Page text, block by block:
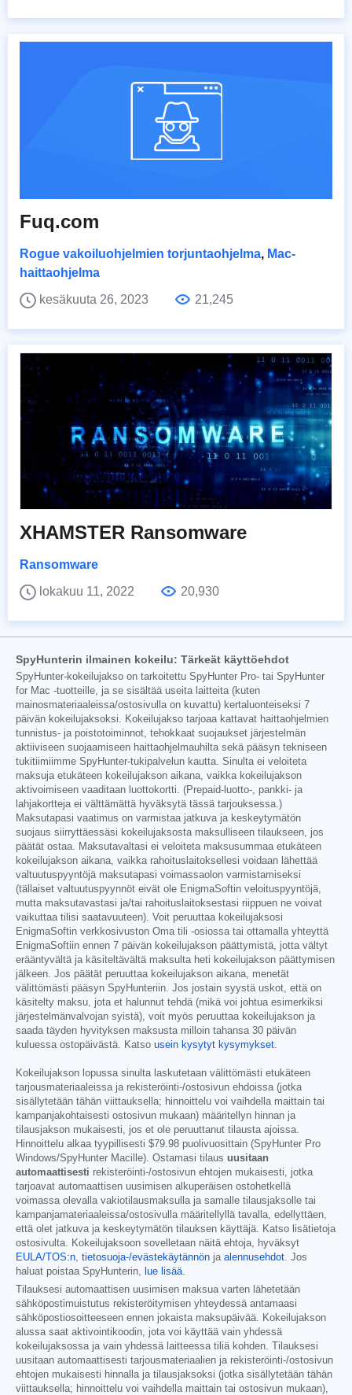
Fuq.com
Rogue vakoiluohjelmien torjuntaohjelma, Mac-
haittaohjelma
kesäkuuta 26, 2023
21,245
XHAMSTER Ransomware
Ransomware
lokakuu 11, 2022
20,930
SpyHunterin ilmainen kokeilu: Tärkeät käyttöehdot
SpyHunter-kokeilujakso on tarkoitettu SpyHunter Pro- tai SpyHunter
for Mac -tuotteille, ja se sisältää useita laitteita (kuten
mainosmateriaaleissa/ostosivulla on kuvattu) kertaluonteiseksi 7
päivän kokeilujaksoksi. Kokeilujakso tarjoaa kattavat haittaohjelmien
tunnistus- ja poistotoiminnot, tehokkaat suojaukset järjestelmän
aktiiviseen suojaamiseen haittaohjelmauhilta sekä pääsyn tekniseen
tukitiimiimme SpyHunter-tukipalvelun kautta. Sinulta ei veloiteta
maksuja etukäteen kokeilujakson aikana, vaikka kokeilujakson
aktivoimiseen vaaditaan luottokortti. (Prepaid-luotto-, pankki- ja
lahjakortteja ei välttämättä hyväksytä tässä tarjouksessa.)
Maksutapasi vaatimus on varmistaa jatkuva ja keskeytymätön
suojaus siirryttäessäsi kokeilujaksosta maksulliseen tilaukseen, jos
päätät ostaa. Maksutavaltasi ei veloiteta maksusummaa etukäteen
kokeilujakson aikana, vaikka rahoituslaitoksellesi voidaan lähettää
valtuutuspyyntöjä maksutapasi voimassaolon varmistamiseksi
(tällaiset valtuutuspyynnöt eivät ole EnigmaSoftin veloituspyyntöjä,
mutta maksutavastasi ja/tai rahoituslaitoksestasi riippuen ne voivat
vaikuttaa tilisi saatavuuteen). Voit peruuttaa kokeilujaksosi
EnigmaSoftin verkkosivuston Oma tili -osiossa tai ottamalla yhteyttä
EnigmaSoftiin ennen 7 päivän kokeilujakson päättymistä, jotta vältyt
erääntyvältä ja käsiteltävältä maksulta heti kokeilujakson päättymisen
jälkeen. Jos päätät peruuttaa kokeilujakson aikana, menetät
välittömästi pääsyn SpyHunteriin. Jos jostain syystä uskot, että on
käsitelty maksu, jota et halunnut tehdä (mikä voi johtua esimerkiksi
järjestelmänvalvojan syistä), voit myös peruuttaa kokeilujakson ja
saada täyden hyvityksen maksusta milloin tahansa 30 päivän
kuluessa ostopäivästä. Katso usein kysytyt kysymykset
Kokeilujakson lopussa sinulta laskutetaan välittömästi etukäteen
tarjousmateriaaleissa ja rekisteröinti-/ostosivun ehdoissa (jotka
sisällytetään tähän viittauksella; hinnoittelu voi vaihdella maittain tai
kampanjakohtaisesti ostosivun mukaan) määritellyn hinnan ja
tilausjakson mukaisesti, jos et ole peruuttanut tilausta ajoissa.
Hinnoittelu alkaa tyypillisesti $79.98 puolivuosittain (SpyHunter Pro
Windows/SpyHunter Macille). Ostamasi tilaus uusitaan
automaattisesti rekisteröinti-/ostosivun ehtojen mukaisesti, jotka
tarjoavat automaattisen uusimisen alkuperäisen ostohetkellä
voimassa olevalla vakiotilausmaksulla ja samalle tilausjaksolle tai
kampanjamateriaaleissa/ostosivulla määritellyllä tavalla, edellyttäen,
että olet jatkuva ja keskeytymätön tilauksen käyttäjä. Katso lisätietoja
ostosivulta. Kokeilujaksoon sovelletaan näitä ehtoja, hyväksyt
EULA/TOS:n tietosuoja-/evästekäytännön ja alennusehdot . Jos
haluat poistaa SpyHunterin,
lue lisää
Tilauksesi automaattisen uusimisen maksua varten lähetetään
sähköpostimuistutus rekisteröitymisen yhteydessä antamaasi
sähköpostiosoitteeseen ennen jokaista maksupäivää. Kokeilujakson
alussa saat aktivointikoodin, jota voi käyttää vain yhdessä
kokeilujaksossa ja vain yhdessä laitteessa tiliä kohden. Tilauksesi
uusitaan automaattisesti tarjousmateriaalien ja rekisteröinti-/ostosivun
ehtojen mukaisesti hinnalla ja tilausjaksoksi (jotka sisällytetään tähän
viittauksella; hinnoittelu voi vaihdella maittain tai ostosivun mukaan),